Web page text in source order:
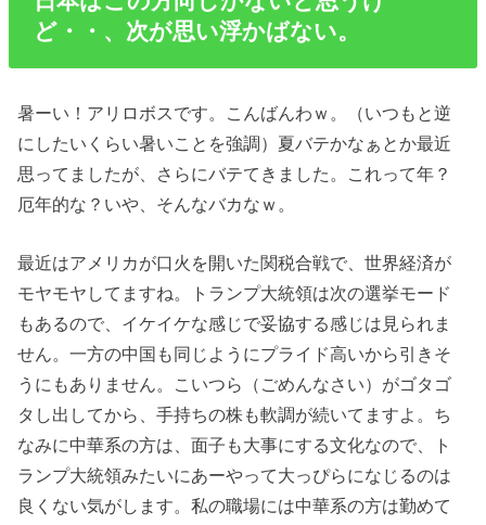
ど・・、次が思い浮かばない。
暑ーい！アリロボスです。こんばんわｗ。（いつもと逆
にしたいくらい暑いことを強調）夏バテかなぁとか最近
思ってましたが、さらにバテてきました。これって年？
厄年的な？いや、そんなバカなｗ。
最近はアメリカが口火を開いた関税合戦で、世界経済が
モヤモヤしてますね。トランプ大統領は次の選挙モード
もあるので、イケイケな感じで妥協する感じは見られま
せん。一方の中国も同じようにプライド高いから引きそ
うにもありません。こいつら（ごめんなさい）がゴタゴ
タし出してから、手持ちの株も軟調が続いてますよ。ち
なみに中華系の方は、面子も大事にする文化なので、ト
ランプ大統領みたいにあーやって大っぴらになじるのは
良くない気がします。私の職場には中華系の方は勤めて